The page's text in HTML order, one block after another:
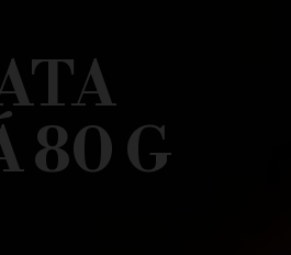
80 G